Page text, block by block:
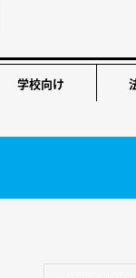
学校向け